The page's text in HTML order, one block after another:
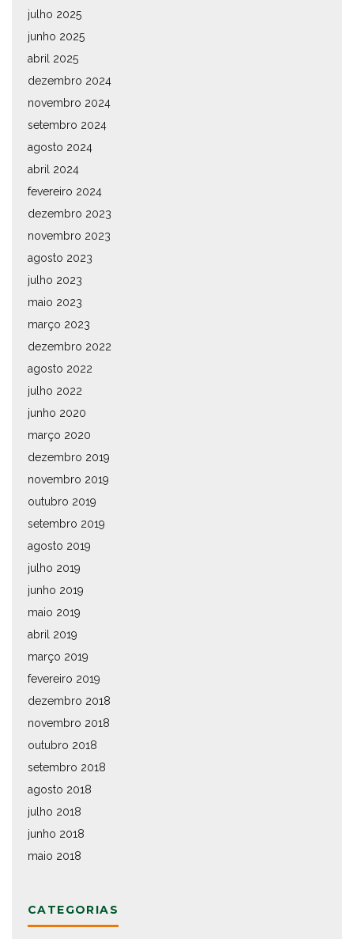
julho 2025
junho 2025
abril 2025
dezembro 2024
novembro 2024
setembro 2024
agosto 2024
abril 2024
fevereiro 2024
dezembro 2023
novembro 2023
agosto 2023
julho 2023
maio 2023
março 2023
dezembro 2022
agosto 2022
julho 2022
junho 2020
março 2020
dezembro 2019
novembro 2019
outubro 2019
setembro 2019
agosto 2019
julho 2019
junho 2019
maio 2019
abril 2019
março 2019
fevereiro 2019
dezembro 2018
novembro 2018
outubro 2018
setembro 2018
agosto 2018
julho 2018
junho 2018
maio 2018
CATEGORIAS